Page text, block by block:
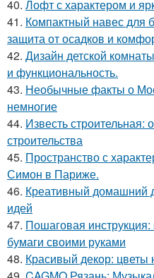
40. Лофт с характером и
41. Компактный навес для
защита от осадков и
42. Дизайн детской
и функциональность.
43. Необычные факты о
немногие
44. Известь строительная:
строительства
45. Пространство с
Симон в Париже.
46. Креативный домашний
идей
47. Пошаговая инструкция:
бумаги своими руками
48. Красивый декор: цветы